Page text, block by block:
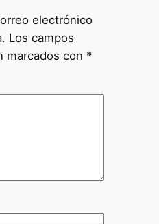
electrónico
Los campos
marcados con *